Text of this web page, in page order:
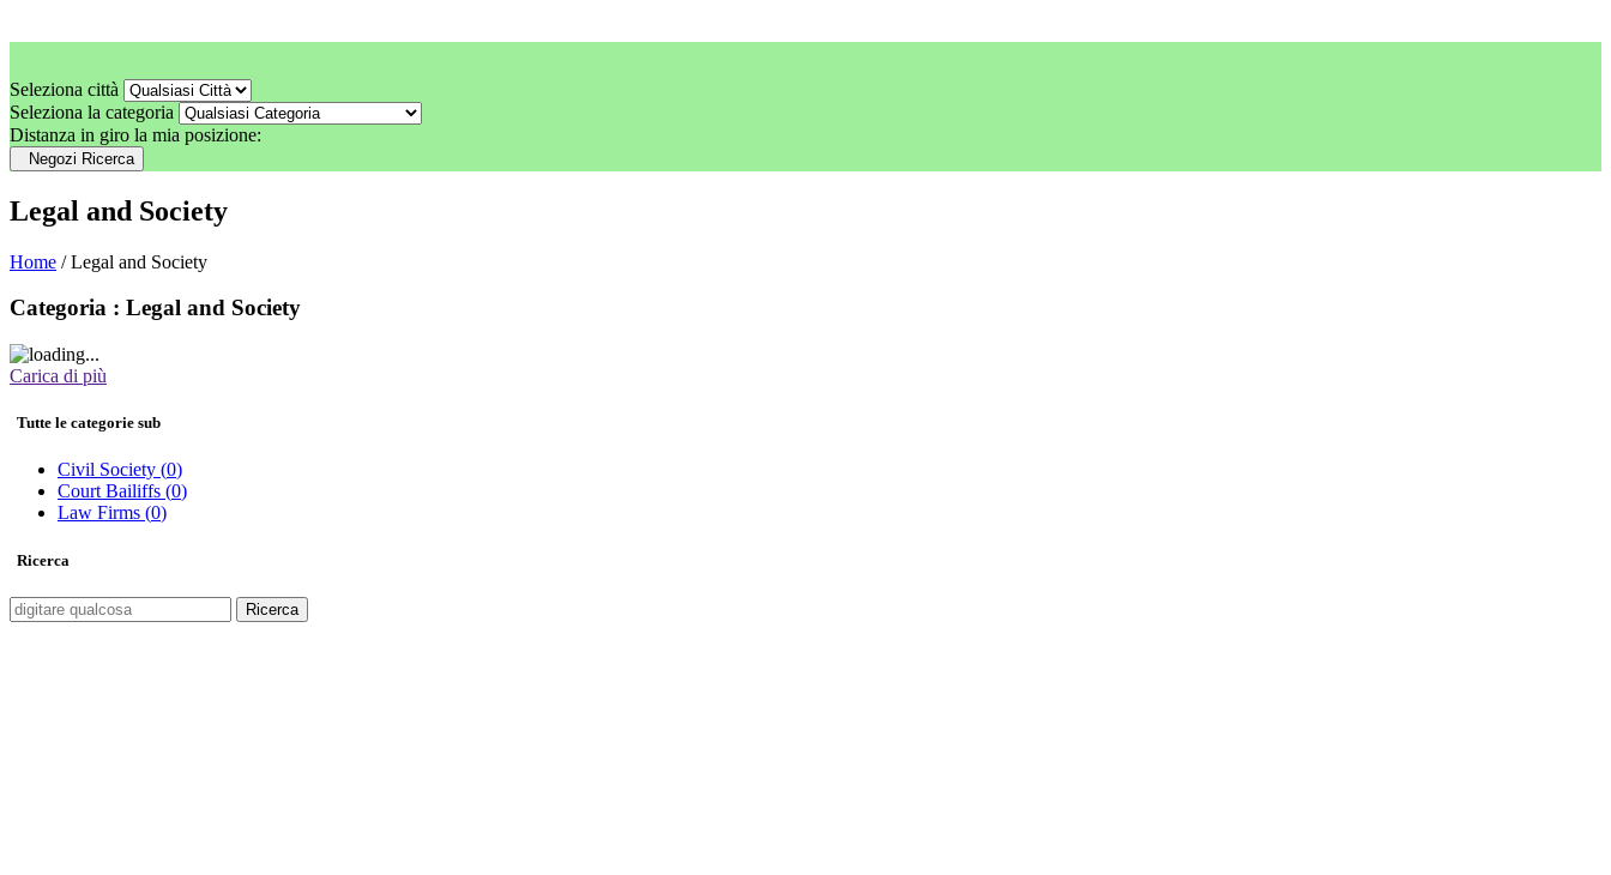
Seleziona città
Seleziona la categoria
Distanza in giro la mia posizione:
Negozi Ricerca
Legal and Society
Home / Legal and Society
Categoria : Legal and Society
Carica di più
Tutte le categorie sub
Civil Society
(0)
Court Bailiffs
(0)
Law Firms
(0)
Ricerca
Ricerca